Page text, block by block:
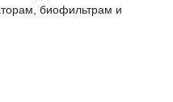
биофильтрам и